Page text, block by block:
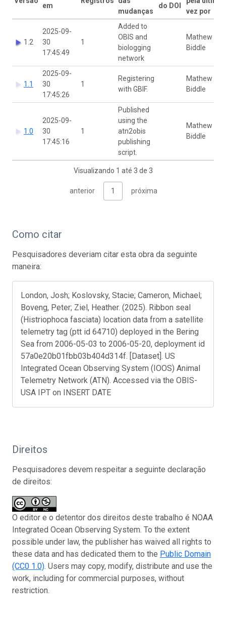
em
mudanças
do DOI
vez por
1.2
2025-09-
30
17:45:49
1
Added to
OBIS and
biologging
network
Mathew
Biddle
1.1
2025-09-
30
17:45:26
1
Registering
with GBIF.
Mathew
Biddle
1.0
2025-09-
30
17:45:16
1
Published
using the
atn2obis
publishing
script.
Mathew
Biddle
Visualizando 1 até 3 de 3
anterior 1 próxima
Como citar
Pesquisadores deveriam citar esta obra da seguinte
maneira:
London, Josh; Koslovsky, Stacie; Cameron, Michael;
Boveng, Peter; Ziel, Heather. (2025). Ribbon seal
(Histriophoca fasciata) location data from a satellite
telemetry tag (ptt id 64710) deployed in the Bering
Sea from 2006-05-03 to 2006-05-20, deployment id
57a0e20b01fbb03b404d314f. [Dataset]. US
Integrated Ocean Observing System (IOOS) Animal
Telemetry Network (ATN). Accessed via the OBIS-
USA IPT on INSERT DATE
Direitos
Pesquisadores devem respeitar a seguinte declaração
de direitos:
O editor e o detentor dos direitos deste trabalho é NOAA
Integrated Ocean Observing System. To the extent
possible under law, the publisher has waived all rights to
these data and has dedicated them to the Public Domain
(CC0 1.0). Users may copy, modify, distribute and use the
work, including for commercial purposes, without
restriction.